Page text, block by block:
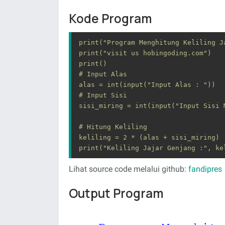
Kode Program
print("Program Menghitung Keliling
print("visit us hobingoding.com")
print()
# Input Alas
alas = int(input("Input Alas : "))
# Input Sisi
sisi_miring = int(input("Input Sisi
# Hitung Keliling
keliling = 2 * (alas + sisi_miring)
print("Keliling Jajar Genjang :",
Lihat source code melalui github: fandipres
Output Program